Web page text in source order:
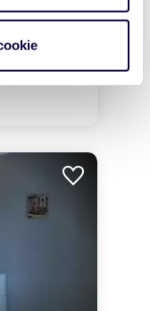
i
partnerom
studio o